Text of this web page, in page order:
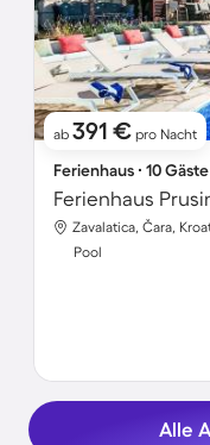
ab 391 € pro Nacht
Ferienhaus ∙ 10
Ferienhaus
Zavalatica, Čara,
Pool
Alle